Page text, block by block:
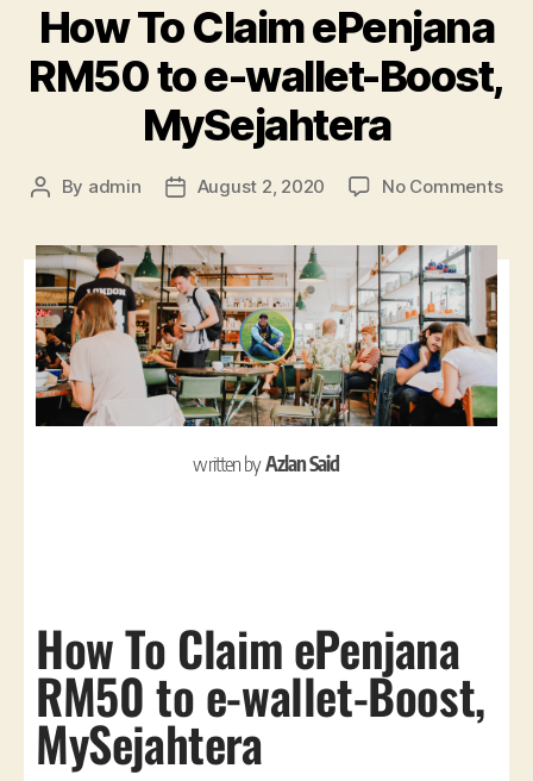
How To Claim ePenjana
RM50 to e-wallet-Boost,
MySejahtera
By admin August 2, 2020 No Comments
written byAzlan Said
How To Claim ePenjana
RM50 to e-wallet-Boost,
MySejahtera